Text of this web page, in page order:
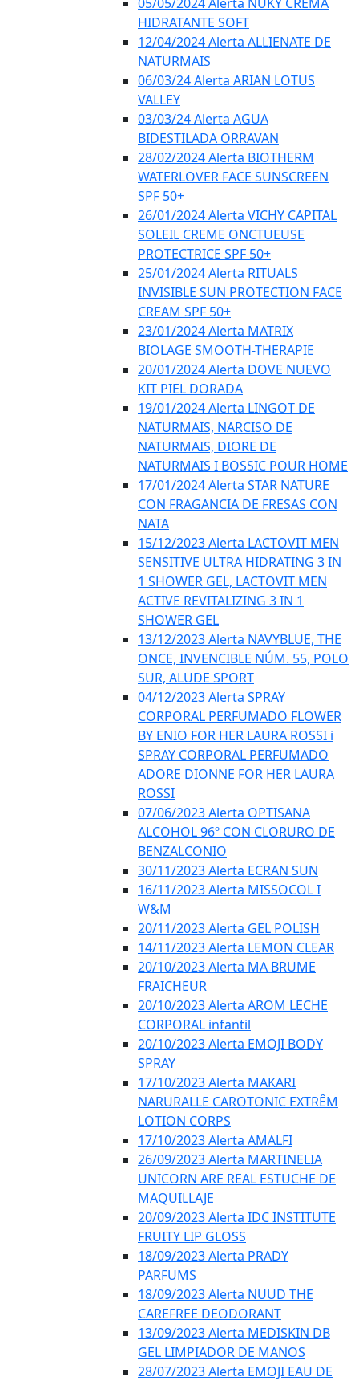
HIDRATANTE SOFT
12/04/2024 Alerta ALLIENATE DE
NATURMAIS
06/03/24 Alerta ARIAN LOTUS
VALLEY
03/03/24 Alerta AGUA
BIDESTILADA ORRAVAN
28/02/2024 Alerta BIOTHERM
WATERLOVER FACE SUNSCREEN
SPF 50+
26/01/2024 Alerta VICHY CAPITAL
SOLEIL CREME ONCTUEUSE
PROTECTRICE SPF 50+
25/01/2024 Alerta RITUALS
INVISIBLE SUN PROTECTION FACE
CREAM SPF 50+
23/01/2024 Alerta MATRIX
BIOLAGE SMOOTH-THERAPIE
20/01/2024 Alerta DOVE NUEVO
KIT PIEL DORADA
19/01/2024 Alerta LINGOT DE
NATURMAIS, NARCISO DE
NATURMAIS, DIORE DE
NATURMAIS I BOSSIC POUR HOME
17/01/2024 Alerta STAR NATURE
CON FRAGANCIA DE FRESAS CON
NATA
15/12/2023 Alerta LACTOVIT MEN
SENSITIVE ULTRA HIDRATING 3 IN
1 SHOWER GEL, LACTOVIT MEN
ACTIVE REVITALIZING 3 IN 1
SHOWER GEL
13/12/2023 Alerta NAVYBLUE, THE
ONCE, INVENCIBLE NÚM. 55, POLO
SUR, ALUDE SPORT
04/12/2023 Alerta SPRAY
CORPORAL PERFUMADO FLOWER
BY ENIO FOR HER LAURA ROSSI i
SPRAY CORPORAL PERFUMADO
ADORE DIONNE FOR HER LAURA
ROSSI
07/06/2023 Alerta OPTISANA
ALCOHOL 96º CON CLORURO DE
BENZALCONIO
30/11/2023 Alerta ECRAN SUN
16/11/2023 Alerta MISSOCOL I
W&M
20/11/2023 Alerta GEL POLISH
14/11/2023 Alerta LEMON CLEAR
20/10/2023 Alerta MA BRUME
FRAICHEUR
20/10/2023 Alerta AROM LECHE
CORPORAL infantil
20/10/2023 Alerta EMOJI BODY
SPRAY
17/10/2023 Alerta MAKARI
NARURALLE CAROTONIC EXTRÊM
LOTION CORPS
17/10/2023 Alerta AMALFI
26/09/2023 Alerta MARTINELIA
UNICORN ARE REAL ESTUCHE DE
MAQUILLAJE
20/09/2023 Alerta IDC INSTITUTE
FRUITY LIP GLOSS
18/09/2023 Alerta PRADY
PARFUMS
18/09/2023 Alerta NUUD THE
CAREFREE DEODORANT
13/09/2023 Alerta MEDISKIN DB
GEL LIMPIADOR DE MANOS
28/07/2023 Alerta EMOJI EAU DE